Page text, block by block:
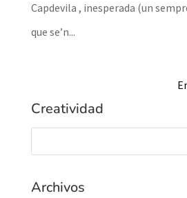
Capdevila , inesperada (un
que se’n...
Creatividad
Archivos